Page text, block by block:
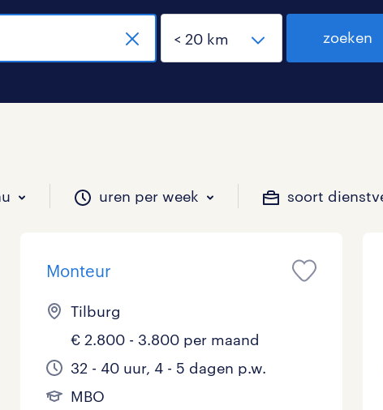
zoeken
uren per week soort
je werken?
Beveiliging
Chauffeurs
Geen 1
LBO, MAVO, VMBO
je werken?
9 - 16 uur 0
33 - 36 uur
zou jij willen?
Tijdelijk 0
Monteur
Tilburg
€ 2.800 - 3.800 per maand
32 - 40 uur, 4 - 5 dagen p.w.
MBO